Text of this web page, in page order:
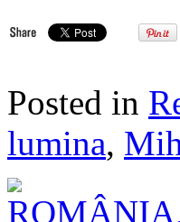
Posted in
lumina,